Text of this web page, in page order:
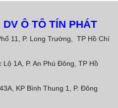
Ô TÔ TÍN PHÁT
11, P. Long Trường, TP Hồ Chí
Lộ 1A, P. An Phú Đông, TP Hồ
KP Bình Thung 1, P. Đông